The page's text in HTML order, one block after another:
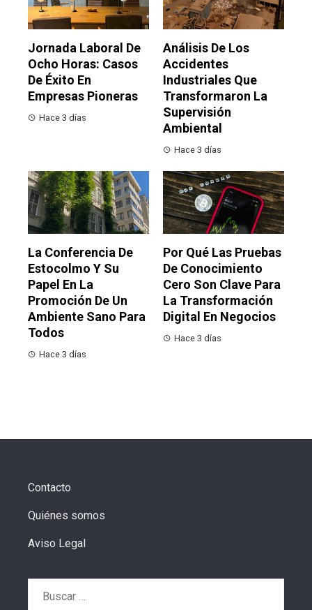
Jornada Laboral De
Ocho Horas: Casos
De Éxito En
Empresas Pioneras
Hace 3 días
Análisis De Los
Accidentes
Industriales Que
Transformaron La
Supervisión
Ambiental
Hace 3 días
La Conferencia De
Estocolmo Y Su
Papel En La
Promoción De Un
Ambiente Sano Para
Todos
Hace 3 días
Por Qué Las Pruebas
De Conocimiento
Cero Son Clave Para
La Transformación
Digital En Negocios
Hace 3 días
Contacto
Quiénes somos
Aviso Legal